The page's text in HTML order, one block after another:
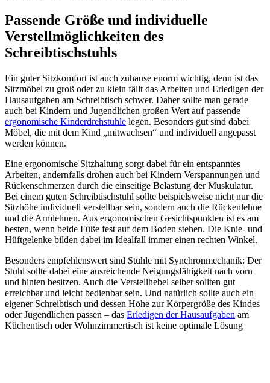
Passende Größe und individuelle
Verstellmöglichkeiten des
Schreibtischstuhls
Ein guter Sitzkomfort ist auch zuhause enorm wichtig, denn ist das
Sitzmöbel zu groß oder zu klein fällt das Arbeiten und Erledigen der
Hausaufgaben am Schreibtisch schwer. Daher sollte man gerade
auch bei Kindern und Jugendlichen großen Wert auf passende
ergonomische Kinderdrehstühle legen. Besonders gut sind dabei
Möbel, die mit dem Kind „mitwachsen“ und individuell angepasst
werden können.
Eine ergonomische Sitzhaltung sorgt dabei für ein entspanntes
Arbeiten, andernfalls drohen auch bei Kindern Verspannungen und
Rückenschmerzen durch die einseitige Belastung der Muskulatur.
Bei einem guten Schreibtischstuhl sollte beispielsweise nicht nur die
Sitzhöhe individuell verstellbar sein, sondern auch die Rückenlehne
und die Armlehnen. Aus ergonomischen Gesichtspunkten ist es am
besten, wenn beide Füße fest auf dem Boden stehen. Die Knie- und
Hüftgelenke bilden dabei im Idealfall immer einen rechten Winkel.
Besonders empfehlenswert sind Stühle mit Synchronmechanik: Der
Stuhl sollte dabei eine ausreichende Neigungsfähigkeit nach vorn
und hinten besitzen. Auch die Verstellhebel selber sollten gut
erreichbar und leicht bedienbar sein. Und natürlich sollte auch ein
eigener Schreibtisch und dessen Höhe zur Körpergröße des Kindes
oder Jugendlichen passen – das Erledigen der Hausaufgaben am
Küchentisch oder Wohnzimmertisch ist keine optimale Lösung